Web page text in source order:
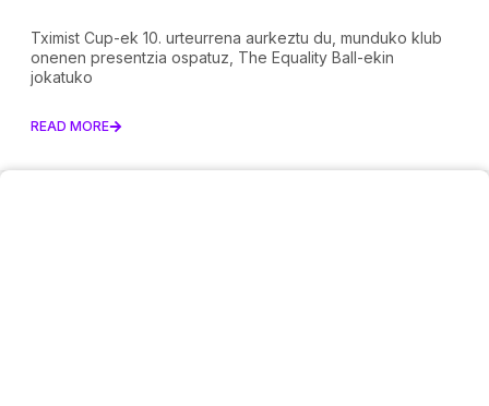
Tximist Cup-ek 10. urteurrena aurkeztu du, munduko klub
onenen presentzia ospatuz, The Equality Ball-ekin
jokatuko
READ MORE